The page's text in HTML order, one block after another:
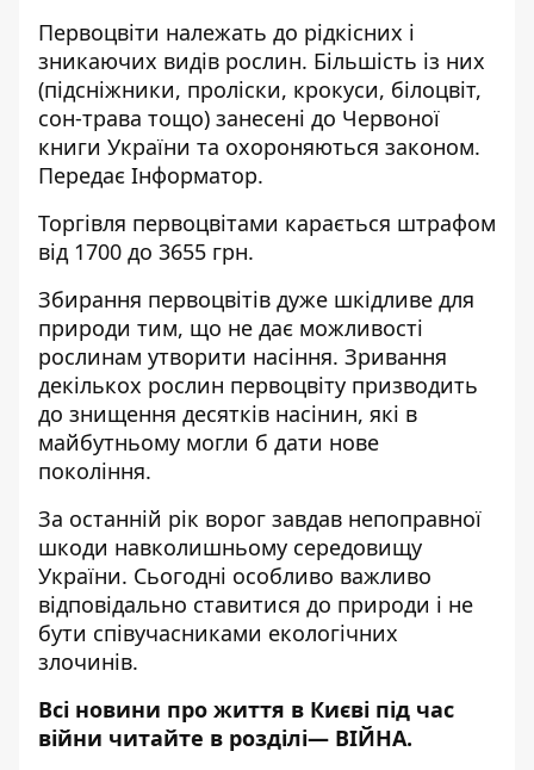
Первоцвіти належать до рідкісних і
зникаючих видів рослин. Більшість із них
(підсніжники, проліски, крокуси, білоцвіт,
сон-трава тощо) занесені до Червоної
книги України та охороняються законом.
Передає Інформатор.
Торгівля первоцвітами карається штрафом
від 1700 до 3655 грн.
Збирання первоцвітів дуже шкідливе для
природи тим, що не дає можливості
рослинам утворити насіння. Зривання
декількох рослин первоцвіту призводить
до знищення десятків насінин, які в
майбутньому могли б дати нове
покоління.
За останній рік ворог завдав непоправної
шкоди навколишньому середовищу
України. Сьогодні особливо важливо
відповідально ставитися до природи і не
бути співучасниками екологічних
злочинів.
Всі новини про життя в Києві під час
війни читайте в розділі— ВІЙНА.